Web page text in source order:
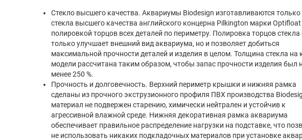
Стекло высшего качества. Аквариумы Biodesign изготавливаются только
стекла высшего качества английского концерна Pilkington марки Optifloat
полировкой торцов всех деталей по периметру. Полировка торцов стекла
только улучшает внешний вид аквариума, но и позволяет добиться
максимальной прочности деталей и изделия в целом. Толщина стекла на
модели рассчитана таким образом, чтобы запас прочности изделия был
менее 250 %.
Прочность и долговечность. Верхний периметр крышки и нижняя рамка
сделаны из прочного экструзионного профиля ПВХ производства
материал не подвержен старению, химически нейтрален и устойчив к
агрессивной влажной среде. Нижняя декоративная рамка аквариума
обеспечивает правильное распределение нагрузки на подставке, что
не использовать никаких подкладочных материалов при установке